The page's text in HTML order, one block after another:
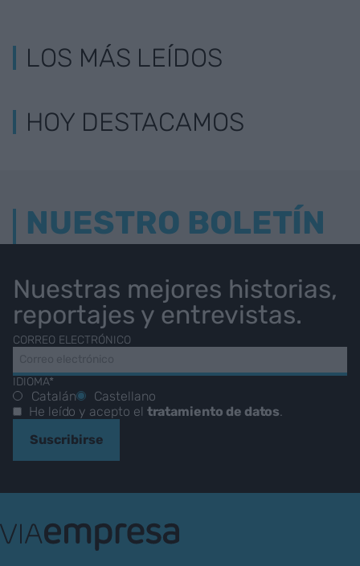
LOS MÁS LEÍDOS
HOY DESTACAMOS
NUESTRO BOLETÍN
Nuestras mejores historias,
reportajes y entrevistas.
CORREO ELECTRÓNICO
IDIOMA*
Catalán
Castellano
He leído y acepto el tratamiento de datos.
Suscribirse